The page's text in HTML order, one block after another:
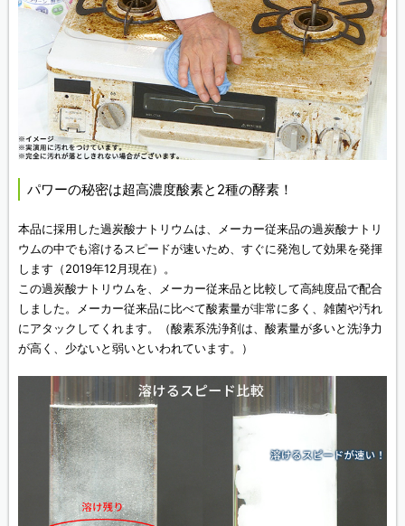
パワーの秘密は超高濃度酸素と2種の酵素！
本品に採用した過炭酸ナトリウムは、メーカー従来品の過炭酸ナトリ
ウムの中でも溶けるスピードが速いため、すぐに発泡して効果を発揮
します（2019年12月現在）。
この過炭酸ナトリウムを、メーカー従来品と比較して高純度品で配合
しました。メーカー従来品に比べて酸素量が非常に多く、雑菌や汚れ
にアタックしてくれます。（酸素系洗浄剤は、酸素量が多いと洗浄力
が高く、少ないと弱いといわれています。）